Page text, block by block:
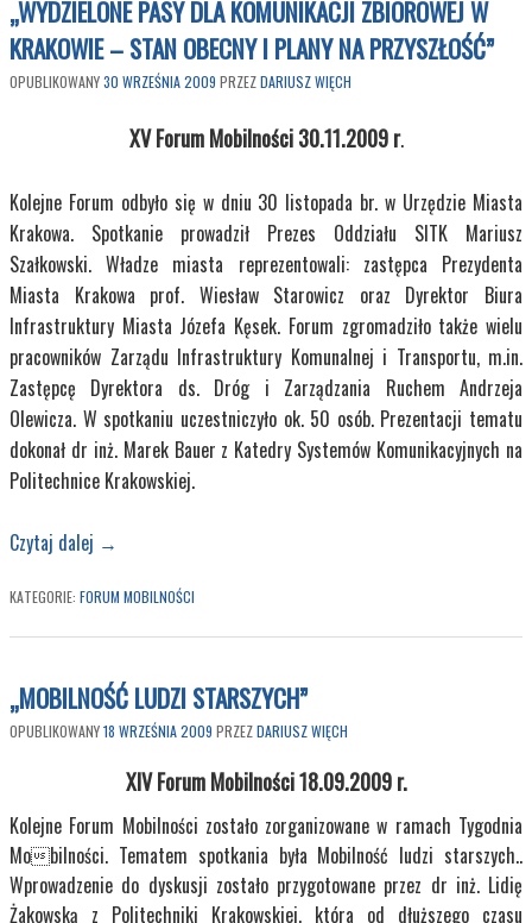
„WYDZIELONE PASY DLA KOMUNIKACJI ZBIOROWEJ W
KRAKOWIE – STAN OBECNY I PLANY NA PRZYSZŁOŚĆ”
OPUBLIKOWANY30 WRZEŚNIA 2009 PRZEZDARIUSZ WIĘCH
XV Forum Mobilności 30.11.2009 r.
Kolejne Forum odbyło się w dniu 30 listopada br. w Urzędzie Miasta
Krakowa. Spotkanie prowadził Prezes Oddziału SITK Mariusz
Szałkowski. Władze miasta reprezentowali: zastępca Prezydenta
Miasta Krakowa prof. Wiesław Starowicz oraz Dyrektor Biura
Infrastruktury Miasta Józefa Kęsek. Forum zgromadziło także wielu
pracowników Zarządu Infrastruktury Komunalnej i Transportu, m.in.
Zastępcę Dyrektora ds. Dróg i Zarządzania Ruchem Andrzeja
Olewicza. W spotkaniu uczestniczyło ok. 50 osób. Prezentacji tematu
dokonał dr inż. Marek Bauer z Katedry Systemów Komunikacyjnych na
Politechnice Krakowskiej.
Czytaj dalej →
KATEGORIE: FORUM MOBILNOŚCI
„MOBILNOŚĆ LUDZI STARSZYCH”
OPUBLIKOWANY18 WRZEŚNIA 2009 PRZEZDARIUSZ WIĘCH
XIV Forum Mobilności18.09.2009 r.
Kolejne Forum Mobilności zostało zorganizowane w ramach Tygodnia
Mobilności. Tematem spotkania była Mobilność ludzi starszych..
Wprowadzenie do dyskusji zostało przygotowane przez dr inż. Lidię
Żakowską z Politechniki Krakowskiej, która od dłuższego czasu